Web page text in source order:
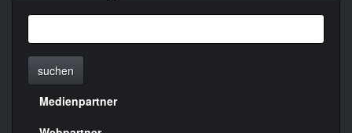
suchen
Menülinks
Medienpartner